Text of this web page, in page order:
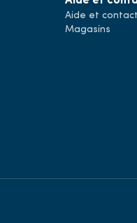
Aide et contact
Magasins